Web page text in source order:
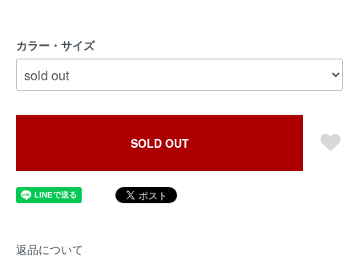
カラー・サイズ
SOLD OUT
返品について